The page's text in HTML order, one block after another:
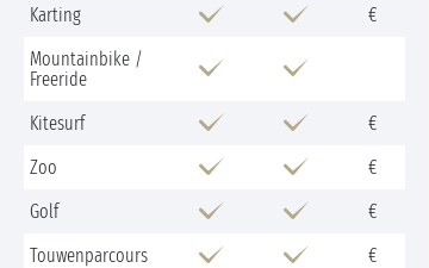
Karting
€
Mountainbike /
Freeride
Kitesurf
€
Zoo
€
Golf
€
Touwenparcours
€